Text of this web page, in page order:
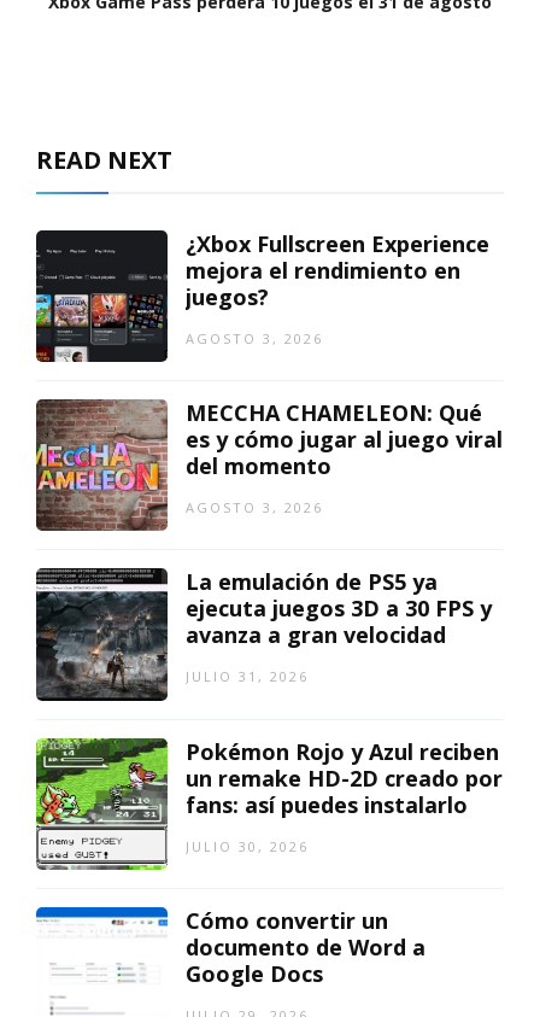
READ NEXT
¿Xbox Fullscreen Experience
mejora el rendimiento en
juegos?
AGOSTO 3, 2026
MECCHA CHAMELEON: Qué
es y cómo jugar al juego viral
del momento
AGOSTO 3, 2026
La emulación de PS5 ya
ejecuta juegos 3D a 30 FPS y
avanza a gran velocidad
JULIO 31, 2026
Pokémon Rojo y Azul reciben
un remake HD-2D creado por
fans: así puedes instalarlo
JULIO 30, 2026
Cómo convertir un
documento de Word a
Google Docs